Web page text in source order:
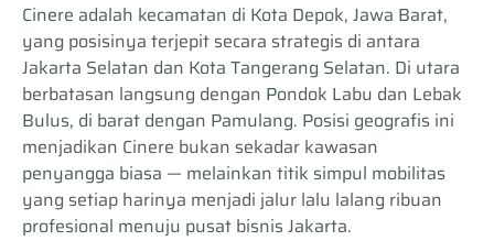
Cinere adalah kecamatan di Kota Depok, Jawa Barat,
yang posisinya terjepit secara strategis di antara
Jakarta Selatan dan Kota Tangerang Selatan. Di utara
berbatasan langsung dengan Pondok Labu dan Lebak
Bulus, di barat dengan Pamulang. Posisi geografis ini
menjadikan Cinere bukan sekadar kawasan
penyangga biasa — melainkan titik simpul mobilitas
yang setiap harinya menjadi jalur lalu lalang ribuan
profesional menuju pusat bisnis Jakarta.